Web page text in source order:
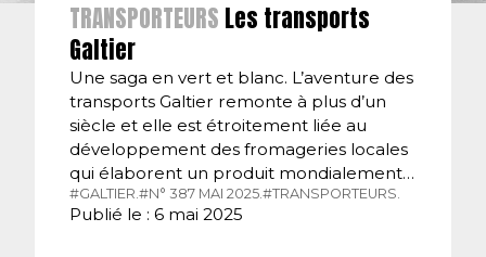
TRANSPORTEURS Les transports
Galtier
Une saga en vert et blanc. L’aventure des
transports Galtier remonte à plus d’un
siècle et elle est étroitement liée au
développement des fromageries locales
qui élaborent un produit mondialement…
#GALTIER.#N° 387 MAI 2025.#TRANSPORTEURS.
Publié le : 6 mai 2025